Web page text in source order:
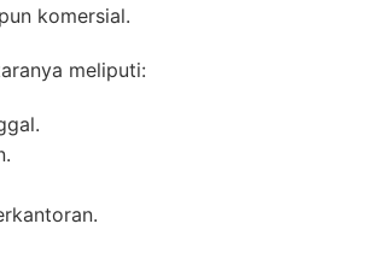
komersial.
meliputi: